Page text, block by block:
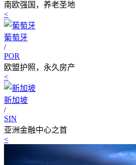
南欧强国，养老圣地
<
葡萄牙
/
POR
欧盟护照，永久房产
<
新加坡
/
SIN
亚洲金融中心之首
<